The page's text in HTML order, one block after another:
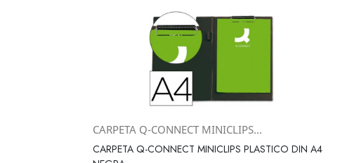
Vista rápida
CARPETA Q-CONNECT MINICLIPS...
CARPETA Q-CONNECT MINICLIPS PLASTICO DIN A4